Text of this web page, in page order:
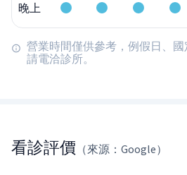
晚上
營業時間僅供參考，例假日、
請電洽診所。
看診評價 （來源：Google）